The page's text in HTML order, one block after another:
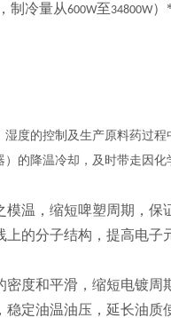
，制冷量从600W至34800W）
度的控制及生产原料药过程
的降温冷却，及时带走因
温，缩短啤塑周期，保
的分子结构，提高电
度和平滑，缩短电镀周
定油温油压，延长油质